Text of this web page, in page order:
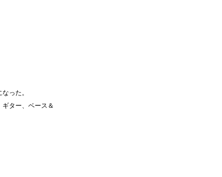
った。
ター、ベース＆